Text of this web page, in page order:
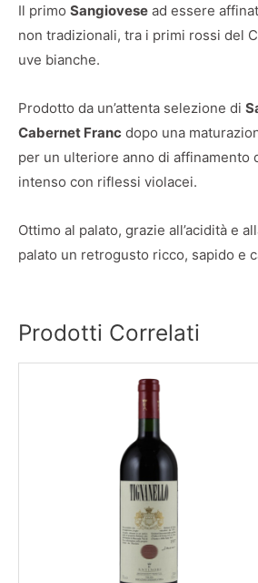
Il primo Sangiovese ad essere
non tradizionali, tra i primi rossi del
uve bianche.
Prodotto da un’attenta selezione di
Cabernet Franc dopo una
per un ulteriore anno di affinamento
intenso con riflessi violacei.
Ottimo al palato, grazie all’acidità e
palato un retrogusto ricco, sapido e
Prodotti Correlati